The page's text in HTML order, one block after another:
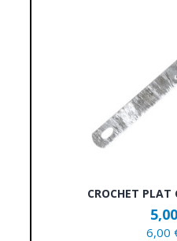
CROCHET
6,00